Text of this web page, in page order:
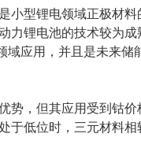
小型锂电领域正极材
力锂电池的技术较为
应用，并且是未来储
势，但其应用受到钴
低位时，三元材料相